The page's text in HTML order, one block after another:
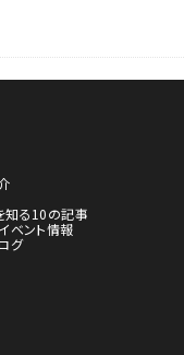
知る10の記事
ベント情報
グ